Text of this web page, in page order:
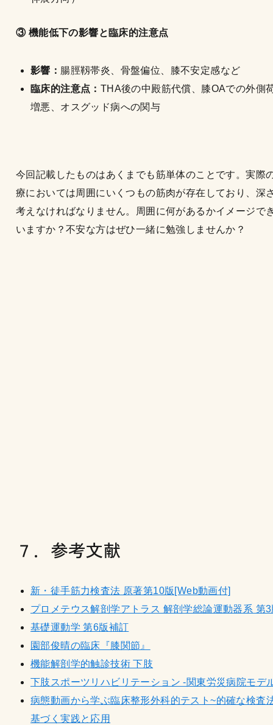
③ 機能低下の影響と臨床的注意点
影響： 腸脛靱帯炎、骨盤偏位、膝不安定感など
臨床的注意点： THA後の中殿筋代償、膝OAでの外側
増悪、オスグッド病への関与
今回記載したものはあくまでも筋単体のことです。実際
療においては周囲にいくつもの筋肉が存在しており、深
考えなければなりません。周囲に何があるかイメージで
いますか？不安な方はぜひ一緒に勉強しませんか？
７．参考文献
新・徒手筋力検査法 原著第10版[Web動画付]
プロメテウス解剖学アトラス 解剖学総論運動器系 第
基礎運動学 第6版補訂
園部俊晴の臨床『膝関節』
機能解剖学的触診技術 下肢
下肢スポーツリハビリテーション -関東労災病院モデ
病態動画から学ぶ臨床整形外科的テスト~的確な検査
基づく実践と応用